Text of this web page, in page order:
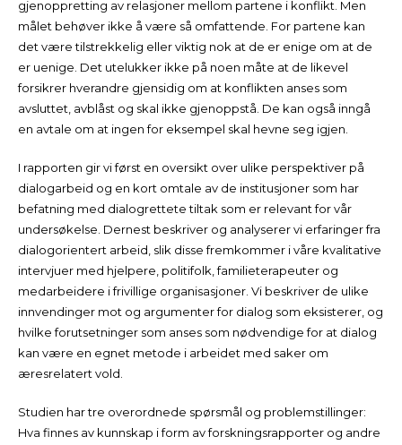
gjenoppretting av relasjoner mellom partene i konflikt. Men
målet behøver ikke å være så omfattende. For partene kan
det være tilstrekkelig eller viktig nok at de er enige om at de
er uenige. Det utelukker ikke på noen måte at de likevel
forsikrer hverandre gjensidig om at konflikten anses som
avsluttet, avblåst og skal ikke gjenoppstå. De kan også inngå
en avtale om at ingen for eksempel skal hevne seg igjen.
I rapporten gir vi først en oversikt over ulike perspektiver på
dialogarbeid og en kort omtale av de institusjoner som har
befatning med dialogrettete tiltak som er relevant for vår
undersøkelse. Dernest beskriver og analyserer vi erfaringer fra
dialogorientert arbeid, slik disse fremkommer i våre kvalitative
intervjuer med hjelpere, politifolk, familieterapeuter og
medarbeidere i frivillige organisasjoner. Vi beskriver de ulike
innvendinger mot og argumenter for dialog som eksisterer, og
hvilke forutsetninger som anses som nødvendige for at dialog
kan være en egnet metode i arbeidet med saker om
æresrelatert vold.
Studien har tre overordnede spørsmål og problemstillinger:
Hva finnes av kunnskap i form av forskningsrapporter og andre